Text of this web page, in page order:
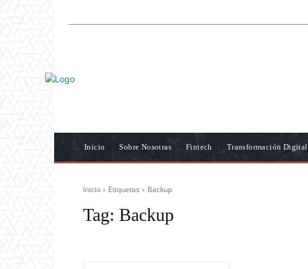
Inicio Sobre Nosotras Fintech Transformación Digital
Inicio Etiquetas Backup
Tag: Backup